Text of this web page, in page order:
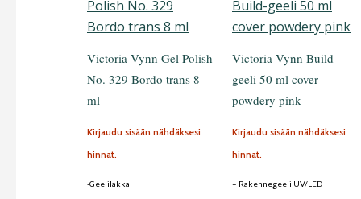
Victoria Vynn Gel Polish
No. 329 Bordo trans 8
ml
Kirjaudu sisään nähdäksesi
hinnat.
-Geelilakka
Victoria Vynn Build-
geeli 50 ml cover
powdery pink
Kirjaudu sisään nähdäksesi
hinnat.
– Rakennegeeli UV/LED